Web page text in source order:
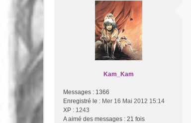
Kam_Kam
Messages : 1366
Enregistré le : Mer 16 Mai 2012 15:14
XP : 1243
A aimé des messages : 21 fois